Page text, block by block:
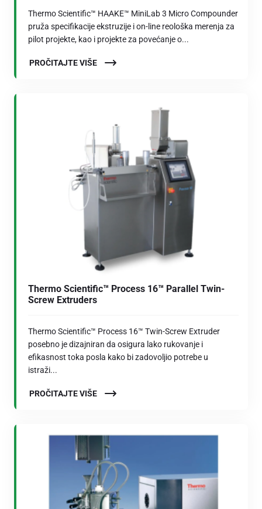
Thermo Scientific™ HAAKE™ MiniLab 3 Micro Compounder
pruža specifikacije ekstruzije i on-line reološka merenja za
pilot projekte, kao i projekte za povećanje o...
PROČITAJTE VIŠE
Thermo Scientific™ Process 16™ Parallel Twin-
Screw Extruders
Thermo Scientific™ Process 16™ Twin-Screw Extruder
posebno je dizajniran da osigura lako rukovanje i
efikasnost toka posla kako bi zadovoljio potrebe u
istraži...
PROČITAJTE VIŠE